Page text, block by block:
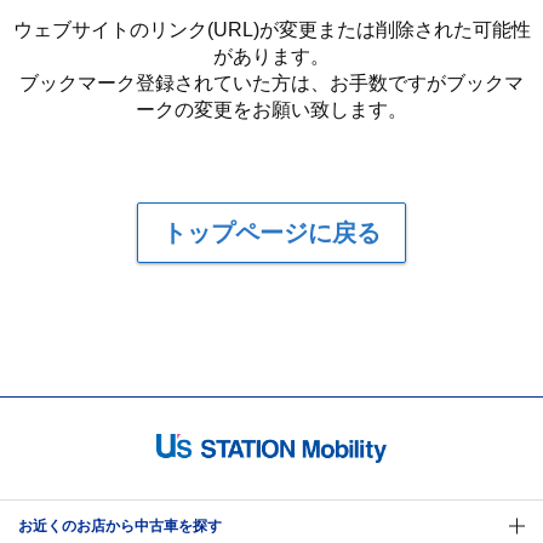
ウェブサイトのリンク(URL)が変更または削除された可能性
があります。
ブックマーク登録されていた方は、お手数ですがブックマ
ークの変更をお願い致します。
トップページに戻る
お近くのお店から中古車を探す